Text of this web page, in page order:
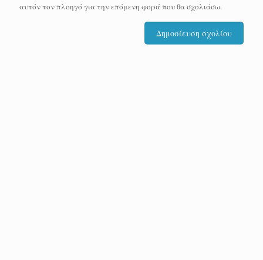
αυτόν τον πλοηγό για την επόμενη φορά που θα σχολιάσω.